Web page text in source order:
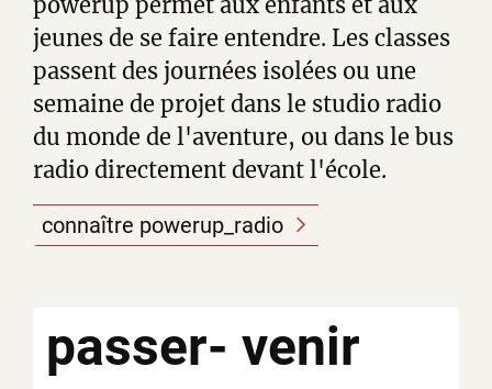
jeunes de se faire entendre. Les classes
passent des journées isolées ou une
semaine de projet dans le studio radio
du monde de l'aventure, ou dans le bus
radio directement devant l'école.
connaître powerup_radio
passer- venir